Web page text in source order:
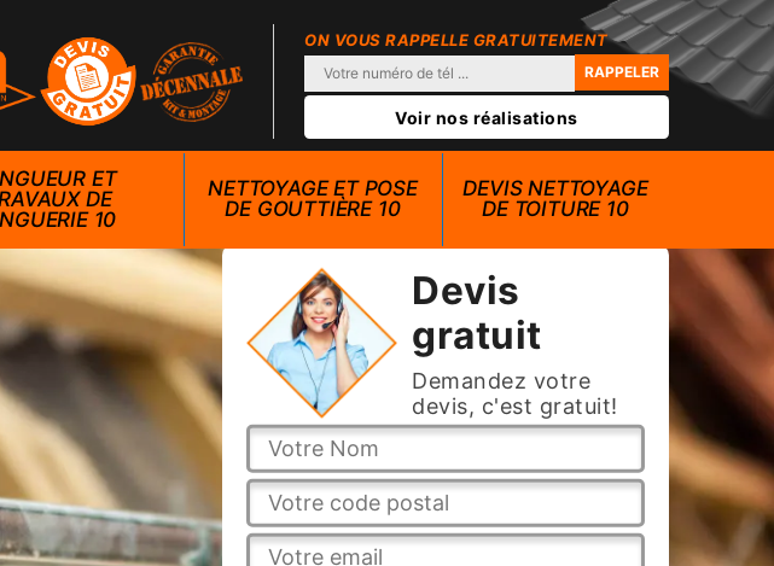
ON VOUS RAPPELLE GRATUITEMENT
Voir nos réalisations
ET
DE
10
NETTOYAGE ET POSE
DE GOUTTIÈRE 10
DEVIS NETTOYAGE
DE TOITURE 10
Devis
gratuit
Demandez votre
devis, c'est gratuit!